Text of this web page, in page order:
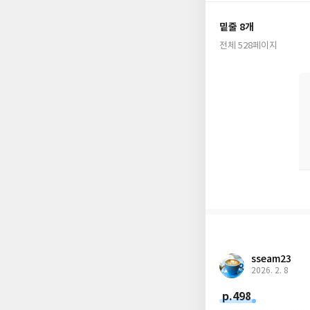
전 세계 50여 개국
이 이어져온 인기 미
대 중반의 남성으로
비범한 해결자로 변
TV 시리즈로 방영
러졌다는 것만큼 조
럴 리 없다고 열렬히
서 깊은 공감대를 만
밑줄 8개
전체 528페이지
sseam23
2026. 2. 8
p.498